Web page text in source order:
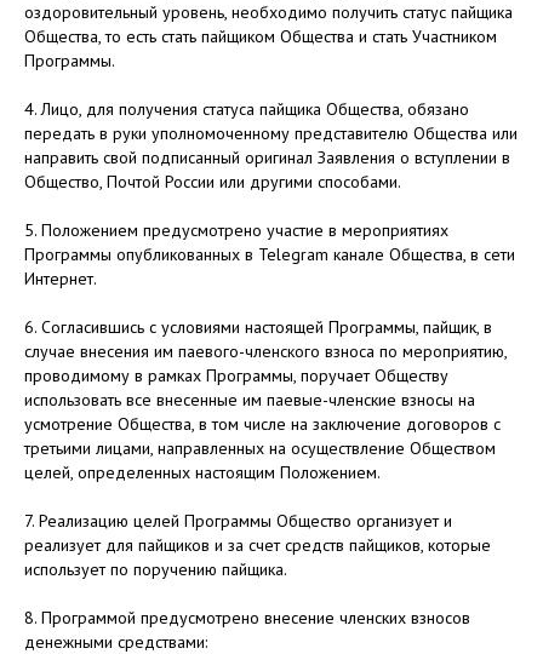
оздоровительный уровень, необходимо получить статус пайщика
Общества, то есть стать пайщиком Общества и стать Участником
Программы.
4. Лицо, для получения статуса пайщика Общества, обязано
передать в руки уполномоченному представителю Общества или
направить свой подписанный оригинал Заявления о вступлении в
Общество, Почтой России или другими способами.
5. Положением предусмотрено участие в мероприятиях
Программы опубликованных в Telegram канале Общества, в сети
Интернет.
6. Согласившись с условиями настоящей Программы, пайщик, в
случае внесения им паевого-членского взноса по мероприятию,
проводимому в рамках Программы, поручает Обществу
использовать все внесенные им паевые-членские взносы на
усмотрение Общества, в том числе на заключение договоров с
третьими лицами, направленных на осуществление Обществом
целей, определенных настоящим Положением.
7. Реализацию целей Программы Общество организует и
реализует для пайщиков и за счет средств пайщиков, которые
использует по поручению пайщика.
8. Программой предусмотрено внесение членских взносов
денежными средствами: